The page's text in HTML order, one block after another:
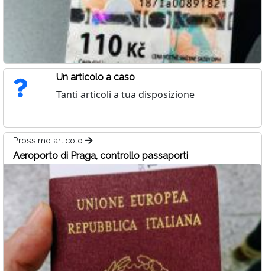
Un articolo a caso
Tanti articoli a tua disposizione
Prossimo articolo
Aeroporto di Praga, controllo passaporti